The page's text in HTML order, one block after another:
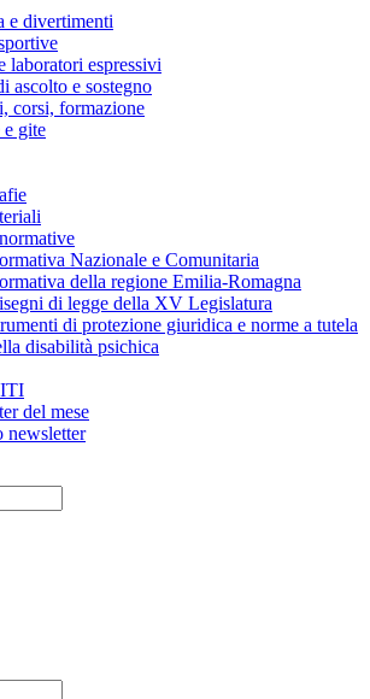
e divertimenti
laboratori espressivi
ascolto e sostegno
corsi, formazione
e gite
Nazionale e Comunitaria
della regione Emilia-Romagna
di legge della XV Legislatura
di protezione giuridica e norme a tutela
disabilità psichica
del mese
newsletter